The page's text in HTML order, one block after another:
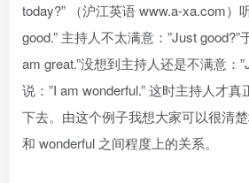
today?” （沪江英语 www.a-xa.com）
good.” 主持人不太满意：”Just good?”
am great.”没想到主持人还是不满意：
说：”I am wonderful.” 这时主持人才
下去。由这个例子我想大家可以很清
和 wonderful 之间程度上的关系。